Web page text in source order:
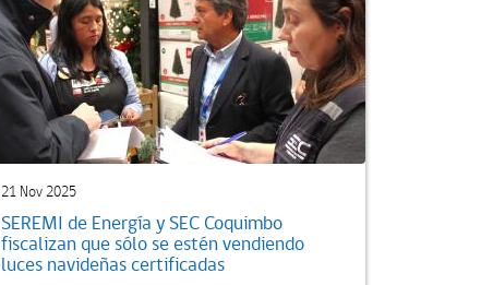
21 Nov 2025
SEREMI de Energía y SEC Coquimbo
fiscalizan que sólo se estén vendiendo
luces navideñas certificadas